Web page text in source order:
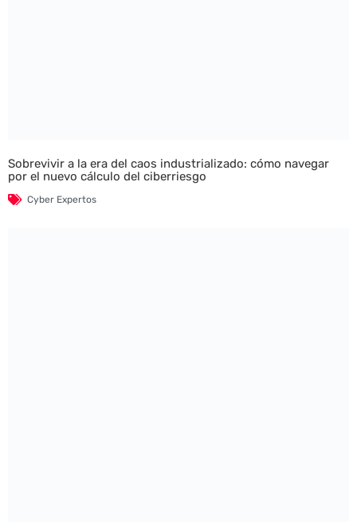
Sobrevivir a la era del caos industrializado: cómo navegar
por el nuevo cálculo del ciberriesgo
Cyber Expertos